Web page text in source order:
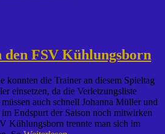
den FSV Kühlungsborn
konnten die Trainer an diesem Spieltag
einsetzen, da die Verletzungsliste
auch schnell Johanna Müller und
Endspurt der Saison noch mitwirken
Kühlungsborn trennte man sich im